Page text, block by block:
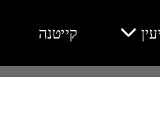
קייטנה